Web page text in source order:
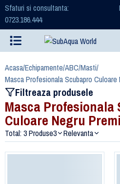
Sfaturi si consultanta:
0723.186.444
Acasa/Echipamente/ABC/Masti/
Masca Profesionala Scubapro
Filtreaza produsele
Masca Profesionala
Culoare Negru
Total: 3 Produse3 Relevanta